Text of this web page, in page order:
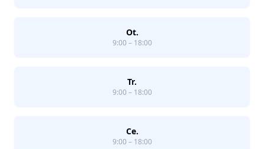
Ot.
9:00 – 18:00
Tr.
9:00 – 18:00
Ce.
9:00 – 18:00